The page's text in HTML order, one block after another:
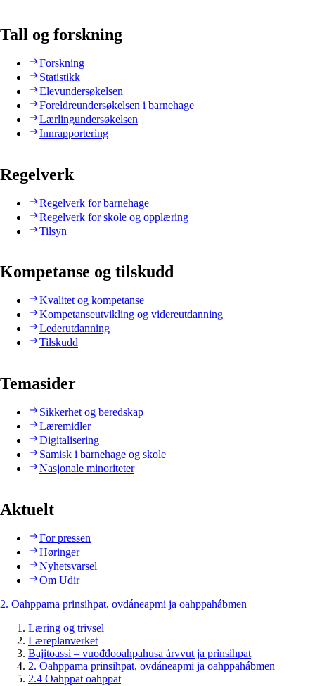
Tall og forskning
Forskning
Statistikk
Elevundersøkelsen
Foreldreundersøkelsen i barnehage
Lærlingundersøkelsen
Innrapportering
Regelverk
Regelverk for barnehage
Regelverk for skole og opplæring
Tilsyn
Kompetanse og tilskudd
Kvalitet og kompetanse
Kompetanseutvikling og videreutdanning
Lederutdanning
Tilskudd
Temasider
Sikkerhet og beredskap
Læremidler
Digitalisering
Samisk i barnehage og skole
Nasjonale minoriteter
Aktuelt
For pressen
Høringer
Nyhetsvarsel
Om Udir
2. Oahppama prinsihpat, ovdáneapmi ja oahppahábmen
Læring og trivsel
Læreplanverket
Bajitoassi – vuođđooahpahusa árvvut ja prinsihpat
2. Oahppama prinsihpat, ovdáneapmi ja oahppahábmen
2.4 Oahppat oahppat